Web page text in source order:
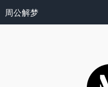
周公解梦